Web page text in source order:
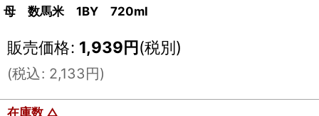
母 数馬米 1BY 720ml
販売価格: 1,939円(税別)
(税込: 2,133円)
在庫数 △